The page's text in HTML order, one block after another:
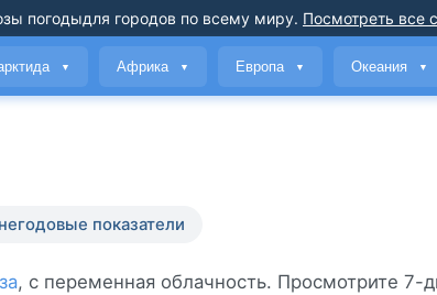
погодыдля городов по всему миру. Посмотреть все
▼ Африка ▼ Европа ▼ Океания ▼
показатели
, с переменная облачность. Просмотрите 7-